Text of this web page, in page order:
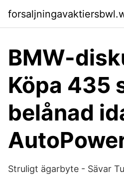
BMW-
Köpa 435
belånad
Struligt ägarbyte - Sävar